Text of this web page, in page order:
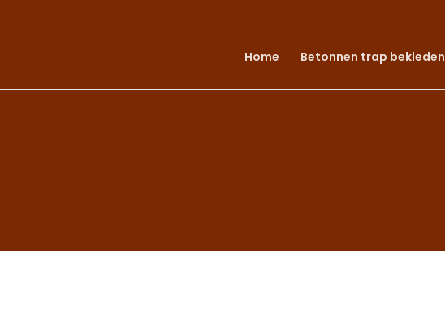
Home Betonnen trap bekleden